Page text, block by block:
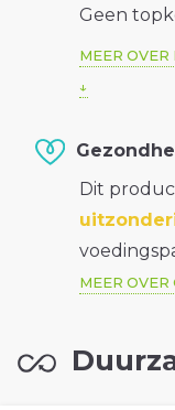
Geen
MEER
Dit
MEER